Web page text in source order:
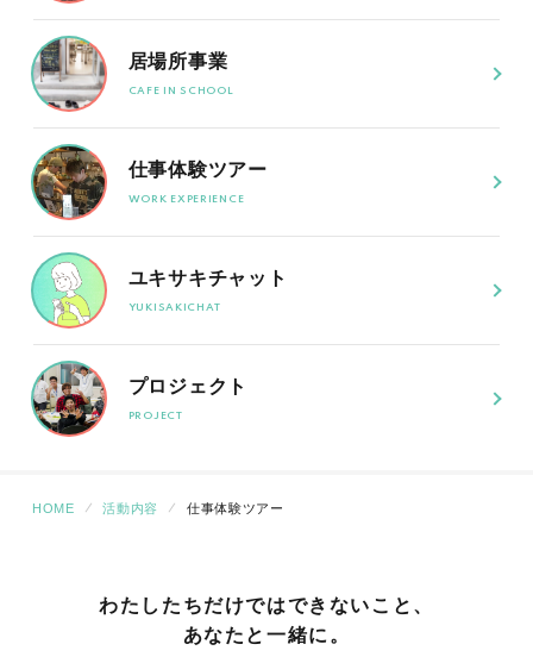
居場所事業
仕事体験ツアー
ユキサキチャット
プロジェクト
HOME 活動内容 仕事体験ツアー
わたしたちだけではできないこと、
あなたと一緒に。